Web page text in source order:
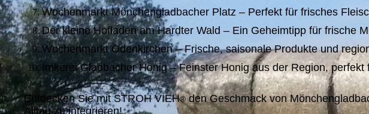
Wochenmarkt Mönchengladbacher Platz – Perfekt für frisches
Der kleine Hofladen am Hardter Wald – Ein Geheimtipp für frische
Wochenmarkt Odenkirchen – Frische, saisonale Produkte und
Imkerei Gladbacher Honig – Feinster Honig aus der Region,
Entdecken Sie mit STROH VIEH®den Geschmack von
Alltag zu integrieren!